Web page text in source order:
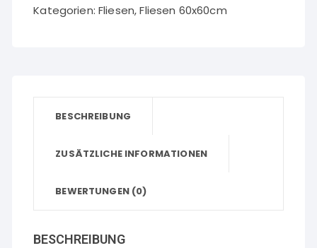
Kategorien:Fliesen,Fliesen 60x60cm
BESCHREIBUNG
ZUSÄTZLICHE INFORMATIONEN
BEWERTUNGEN (0)
BESCHREIBUNG